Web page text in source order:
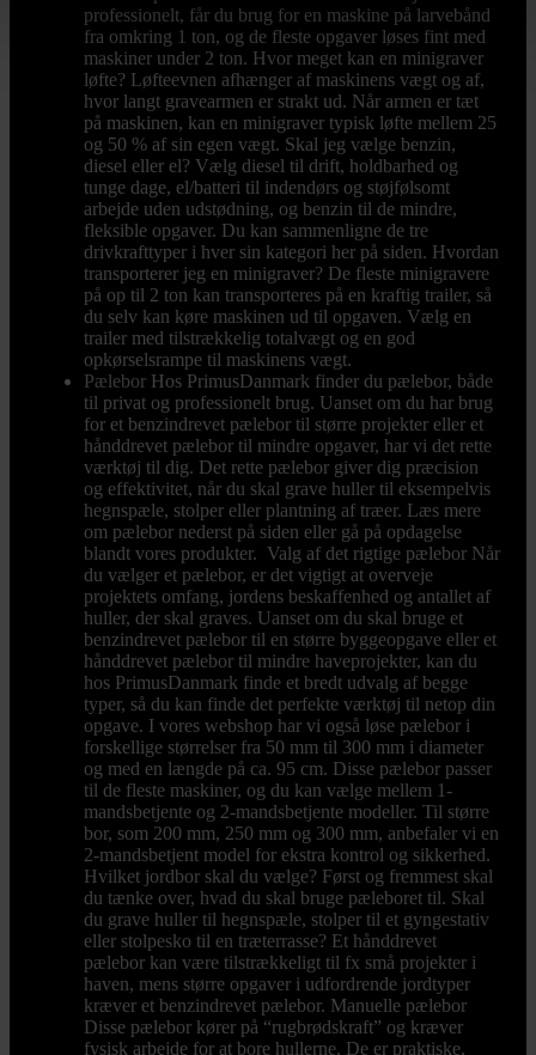
professionelt, får du brug for en maskine på larvebånd
fra omkring 1 ton, og de fleste opgaver løses fint med
maskiner under 2 ton. Hvor meget kan en minigraver
løfte? Løfteevnen afhænger af maskinens vægt og af,
hvor langt gravearmen er strakt ud. Når armen er tæt
på maskinen, kan en minigraver typisk løfte mellem 25
og 50 % af sin egen vægt. Skal jeg vælge benzin,
diesel eller el? Vælg diesel til drift, holdbarhed og
tunge dage, el/batteri til indendørs og støjfølsomt
arbejde uden udstødning, og benzin til de mindre,
fleksible opgaver. Du kan sammenligne de tre
drivkrafttyper i hver sin kategori her på siden. Hvordan
transporterer jeg en minigraver? De fleste minigravere
på op til 2 ton kan transporteres på en kraftig trailer, så
du selv kan køre maskinen ud til opgaven. Vælg en
trailer med tilstrækkelig totalvægt og en god
opkørselsrampe til maskinens vægt.
Pælebor Hos PrimusDanmark finder du pælebor, både
til privat og professionelt brug. Uanset om du har brug
for et benzindrevet pælebor til større projekter eller et
hånddrevet pælebor til mindre opgaver, har vi det rette
værktøj til dig. Det rette pælebor giver dig præcision
og effektivitet, når du skal grave huller til eksempelvis
hegnspæle, stolper eller plantning af træer. Læs mere
om pælebor nederst på siden eller gå på opdagelse
blandt vores produkter. Valg af det rigtige pælebor Når
du vælger et pælebor, er det vigtigt at overveje
projektets omfang, jordens beskaffenhed og antallet af
huller, der skal graves. Uanset om du skal bruge et
benzindrevet pælebor til en større byggeopgave eller et
hånddrevet pælebor til mindre haveprojekter, kan du
hos PrimusDanmark finde et bredt udvalg af begge
typer, så du kan finde det perfekte værktøj til netop din
opgave. I vores webshop har vi også løse pælebor i
forskellige størrelser fra 50 mm til 300 mm i diameter
og med en længde på ca. 95 cm. Disse pælebor passer
til de fleste maskiner, og du kan vælge mellem 1-
mandsbetjente og 2-mandsbetjente modeller. Til større
bor, som 200 mm, 250 mm og 300 mm, anbefaler vi en
2-mandsbetjent model for ekstra kontrol og sikkerhed.
Hvilket jordbor skal du vælge? Først og fremmest skal
du tænke over, hvad du skal bruge pæleboret til. Skal
du grave huller til hegnspæle, stolper til et gyngestativ
eller stolpesko til en træterrasse? Et hånddrevet
pælebor kan være tilstrækkeligt til fx små projekter i
haven, mens større opgaver i udfordrende jordtyper
kræver et benzindrevet pælebor. Manuelle pælebor
Disse pælebor kører på “rugbrødskraft” og kræver
fysisk arbejde for at bore hullerne. De er praktiske,